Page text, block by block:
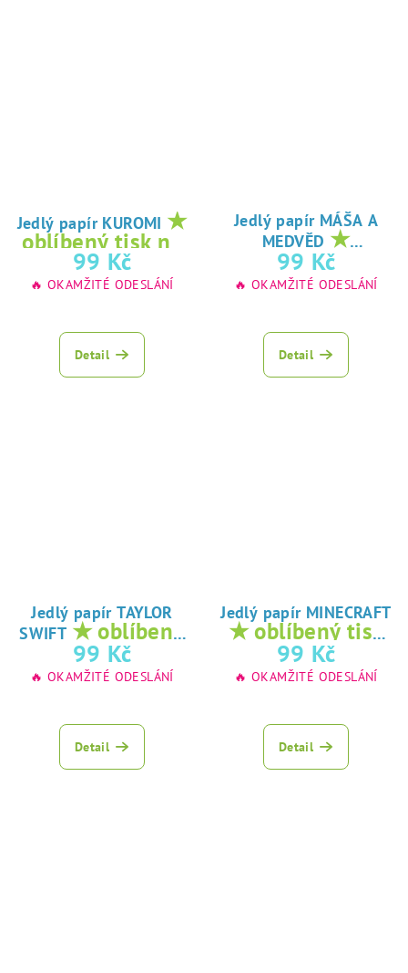
Jedlý papír KUROMI ★
oblíbený tisk na
jedlý papír
99 Kč
🔥 OKAMŽITÉ ODESLÁNÍ
Detail
Jedlý papír MÁŠA A
MEDVĚD ★
oblíbený tisk na
jedlý papír
99 Kč
🔥 OKAMŽITÉ ODESLÁNÍ
Detail
Jedlý papír TAYLOR
SWIFT ★ oblíbený
tisk na jedlý
papír
99 Kč
🔥 OKAMŽITÉ ODESLÁNÍ
Detail
Jedlý papír MINECRAFT
★ oblíbený tisk
na jedlý papír
99 Kč
🔥 OKAMŽITÉ ODESLÁNÍ
Detail